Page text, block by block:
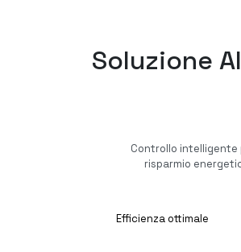
Soluzione
Controllo intelligente
risparmio
Efficienza ottimale